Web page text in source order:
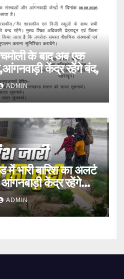
के बाद अब एक
केंद्र रहेंगे बंद,
ADMIN
भारी बारिश का अलर्ट
केंद्र रहेंगे
ADMIN